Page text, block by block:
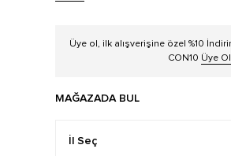
Üye ol, ilk alışverişine özel %10
CON10 Üye Ol
MAĞAZADA BUL